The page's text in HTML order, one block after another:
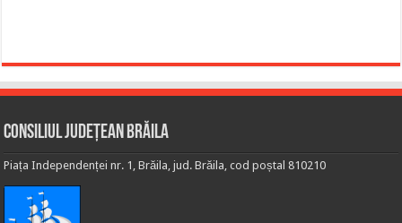
Consiliul Județean Brăila
Piața Independenței nr. 1, Brăila, jud. Brăila, cod poștal 810210